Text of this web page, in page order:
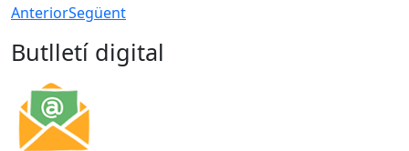
AnteriorSegüent
Butlletí digital